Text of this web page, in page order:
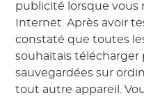
publicité lorsque vous
Internet. Après avoir
constaté que toutes
souhaitais télécharger
sauvegardées sur
tout autre appareil.